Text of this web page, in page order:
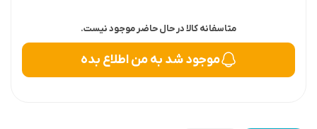
متاسفانه کالا در حال حاضر موجود نیست.
موجود شد به من اطلاع بده